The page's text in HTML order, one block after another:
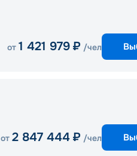
от 1 421 979 ₽ /чел
от 2 847 444 ₽ /чел